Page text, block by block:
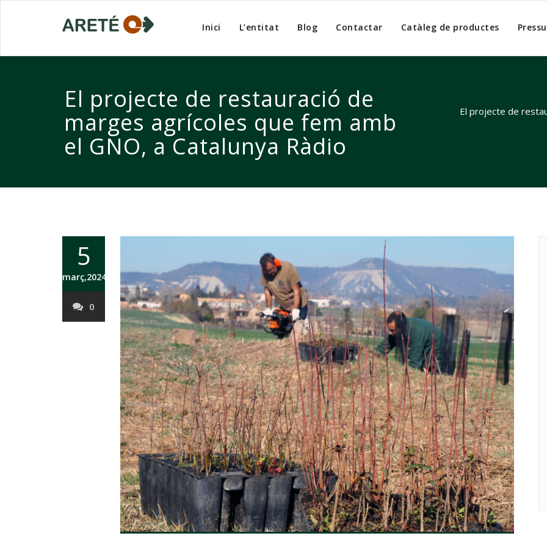
Inici L’entitat Blog Contactar Catàleg de productes
El projecte de restauració de
marges agrícoles que fem amb
el GNO, a Catalunya Ràdio
El projecte de
5
març,2024
0